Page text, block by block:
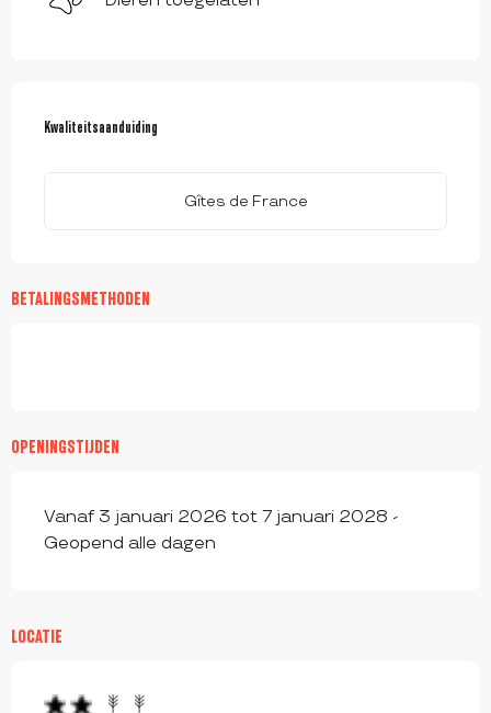
Kwaliteitsaanduiding
Kwaliteitsaanduiding
Gîtes de France
BETALINGSMETHODEN
OPENINGSTIJDEN
Vanaf 3 januari 2026 tot 7 januari 2028 -
Geopend alle dagen
LOCATIE